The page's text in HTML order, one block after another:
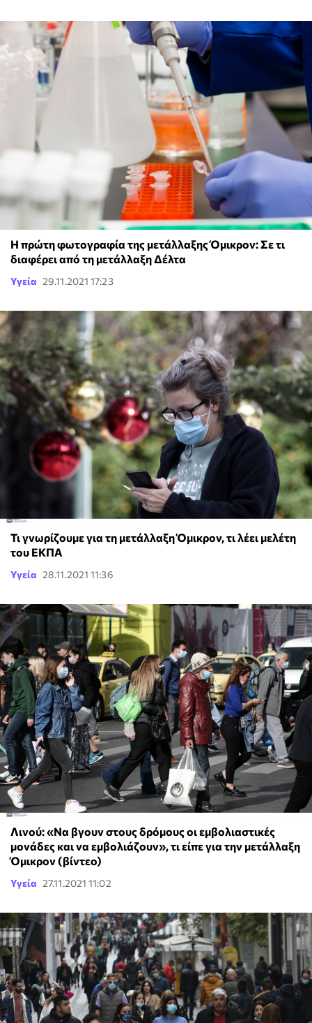
H πρώτη φωτογραφία της μετάλλαξης Όμικρον: Σε τι
διαφέρει από τη μετάλλαξη Δέλτα
Υγεία 29.11.2021 17:23
Τι γνωρίζουμε για τη μετάλλαξη Όμικρον, τι λέει μελέτη
του ΕΚΠΑ
Υγεία 28.11.2021 11:36
Λινού: «Να βγουν στους δρόμους οι εμβολιαστικές
μονάδες και να εμβολιάζουν», τι είπε για την μετάλλαξη
Όμικρον (βίντεο)
Υγεία 27.11.2021 11:02